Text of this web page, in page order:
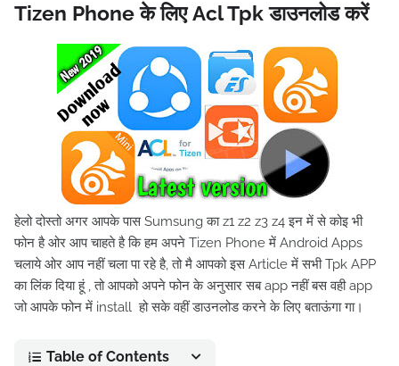
Tizen Phone के लिए Acl Tpk डाउनलोड करें
हेलो दोस्तो अगर आपके पास Sumsung का z1 z2 z3 z4 इन में से कोइ भी
फोन है ओर आप चाहते है कि हम अपने Tizen Phone में Android Apps
चलाये ओर आप नहीं चला पा रहे है, तो मै आपको इस Article में सभी Tpk APP
का लिंक दिया हूं , तो आपको अपने फोन के अनुसार सब app नहीं बस वही app
जो आपके फोन में install हो सके वहीं डाउनलोड करने के लिए बताऊंगा गा।
Table of Contents